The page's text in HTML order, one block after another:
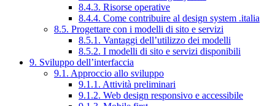
8.4.3. Risorse operative
8.4.4. Come contribuire al design system .italia
8.5. Progettare con i modelli di sito e servizi
8.5.1. Vantaggi dell’utilizzo dei modelli
8.5.2. I modelli di sito e servizi disponibili
9. Sviluppo dell’interfaccia
9.1. Approccio allo sviluppo
9.1.1. Attività preliminari
9.1.2. Web design responsivo e accessibile